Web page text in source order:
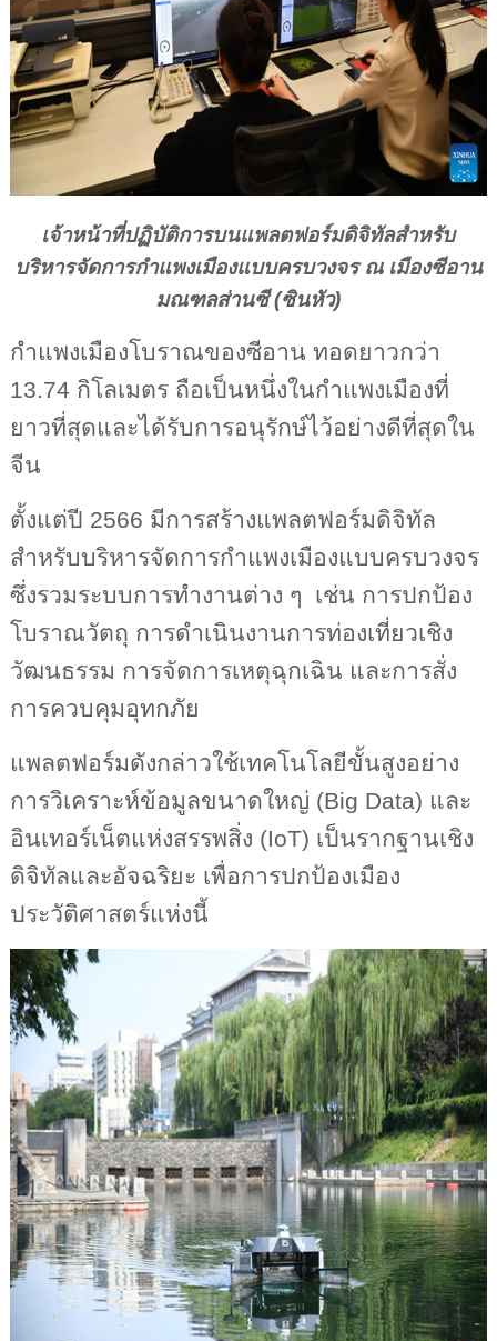
เจ้าหน้าที่ปฏิบัติการบนแพลตฟอร์มดิจิทัลสำหรับ
บริหารจัดการกำแพงเมืองแบบครบวงจร ณ เมืองซีอาน
มณฑลส่านซี (ซินหัว)
กำแพงเมืองโบราณของซีอาน ทอดยาวกว่า
13.74 กิโลเมตร ถือเป็นหนึ่งในกำแพงเมืองที่
ยาวที่สุดและได้รับการอนุรักษ์ไว้อย่างดีที่สุดใน
จีน
ตั้งแต่ปี 2566 มีการสร้างแพลตฟอร์มดิจิทัล
สำหรับบริหารจัดการกำแพงเมืองแบบครบวงจร
ซึ่งรวมระบบการทำงานต่าง ๆ เช่น การปกป้อง
โบราณวัตถุ การดำเนินงานการท่องเที่ยวเชิง
วัฒนธรรม การจัดการเหตุฉุกเฉิน และการสั่ง
การควบคุมอุทกภัย
แพลตฟอร์มดังกล่าวใช้เทคโนโลยีขั้นสูงอย่าง
การวิเคราะห์ข้อมูลขนาดใหญ่ (Big Data) และ
อินเทอร์เน็ตแห่งสรรพสิ่ง (IoT) เป็นรากฐานเชิง
ดิจิทัลและอัจฉริยะ เพื่อการปกป้องเมือง
ประวัติศาสตร์แห่งนี้